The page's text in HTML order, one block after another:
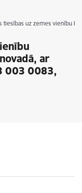
tiesības uz zemes vienību
ar
003 0083,